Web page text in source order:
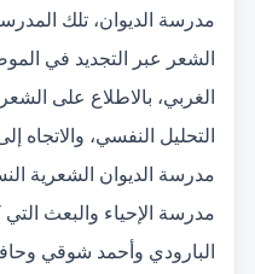
مدرسة الديوان، تلك
الشعر عبر التجديد في
الغربي، بالاطلاع على
التحليل النفسي، والاتجاه
مدرسة الديوان الشعرية
مدرسة الإحياء والبعث
البارودي وأحمد شوقي